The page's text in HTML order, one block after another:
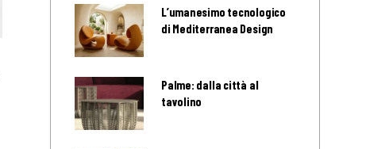
L’umanesimo tecnologico
di Mediterranea Design
Palme: dalla città al
tavolino